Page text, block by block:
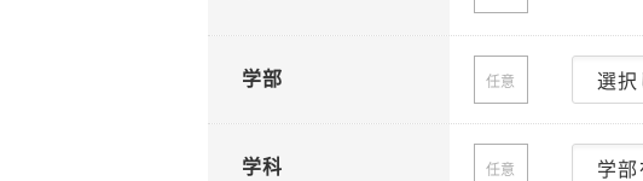
学部 任意
学科 任意